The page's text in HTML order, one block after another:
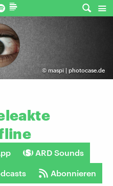
© maspi | photocase.de
ARD Sounds
Abonnieren